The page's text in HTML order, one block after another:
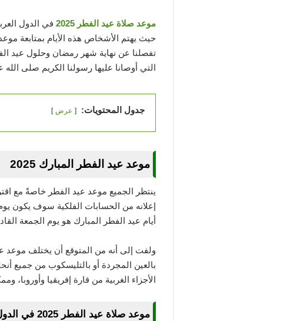
موعد صلاة عيد الفطر 2025
في الدول
حيث يهتم الأشخاص هذه الأيام بمتابعة
تفصلنا عن نهاية شهر رمضان وحلول عيد
التي أوصانا عليها رسولنا الكريم صلى
جدول المحتويات: عرض
موعد عيد الفطر المبارك 2025
ينتظر الجميع موعد عيد الفطر خاصةً مع
أيام عيد الفطر المبارك هو يوم الجمعة القادم 21 أبريل لعام
بالعين المجردة أو بالتليسكوب من جميع
الأجزاء الغربية من قارة إفريقيا وأوروبا،
موعد صلاة عيد الفطر 2025 في الدول العربية و الإسلامية